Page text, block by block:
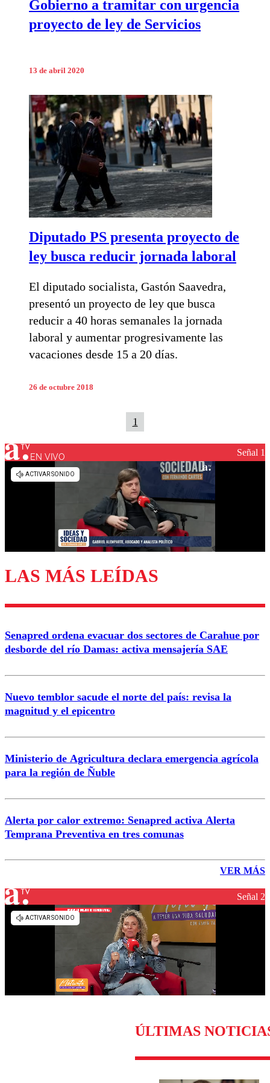
Gobierno a tramitar con urgencia
proyecto de ley de Servicios
13 de abril 2020
Diputado PS presenta proyecto de
ley busca reducir jornada laboral
El diputado socialista, Gastón Saavedra,
presentó un proyecto de ley que busca
reducir a 40 horas semanales la jornada
laboral y aumentar progresivamente las
vacaciones desde 15 a 20 días.
26 de octubre 2018
1
EN VIVO Señal 1
LAS MÁS LEÍDAS
Senapred ordena evacuar dos sectores de Carahue por
desborde del río Damas: activa mensajería SAE
Nuevo temblor sacude el norte del país: revisa la
magnitud y el epicentro
Ministerio de Agricultura declara emergencia agrícola
para la región de Ñuble
Alerta por calor extremo: Senapred activa Alerta
Temprana Preventiva en tres comunas
VER MÁS
Señal 2
ÚLTIMAS